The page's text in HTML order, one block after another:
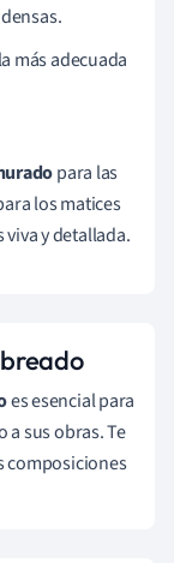
más adecuada
para las
los matices
y detallada.
es esencial para
sus obras. Te
composiciones